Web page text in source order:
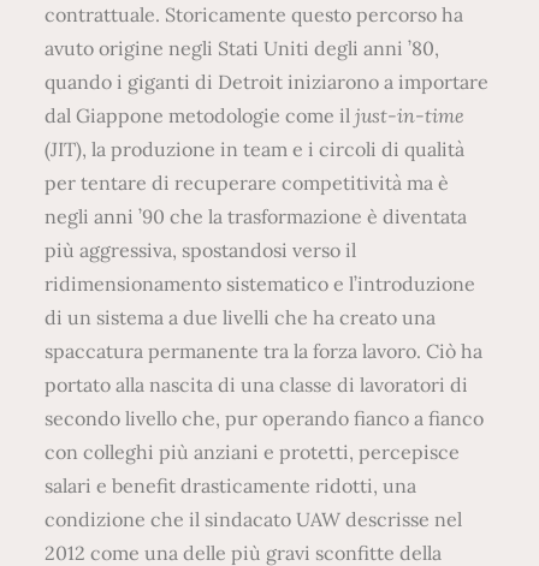
contrattuale. Storicamente questo percorso ha
avuto origine negli Stati Uniti degli anni ’80,
quando i giganti di Detroit iniziarono a importare
dal Giappone metodologie come iljust-in-time
(JIT), la produzione in team e i circoli di qualità
per tentare di recuperare competitività ma è
negli anni ’90 che la trasformazione è diventata
più aggressiva, spostandosi verso il
ridimensionamento sistematico e l’introduzione
di un sistema a due livelli che ha creato una
spaccatura permanente tra la forza lavoro. Ciò ha
portato alla nascita di una classe di lavoratori di
secondo livello che, pur operando fianco a fianco
con colleghi più anziani e protetti, percepisce
salari e benefit drasticamente ridotti, una
condizione che il sindacato UAW descrisse nel
2012 come una delle più gravi sconfitte della